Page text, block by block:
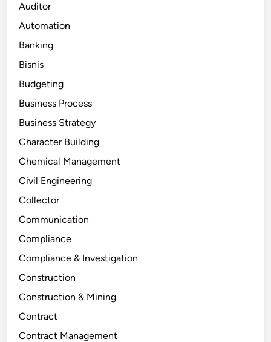
Auditor
Automation
Banking
Bisnis
Budgeting
Business Process
Business Strategy
Character Building
Chemical Management
Civil Engineering
Collector
Communication
Compliance
Compliance & Investigation
Construction
Construction & Mining
Contract
Contract Management